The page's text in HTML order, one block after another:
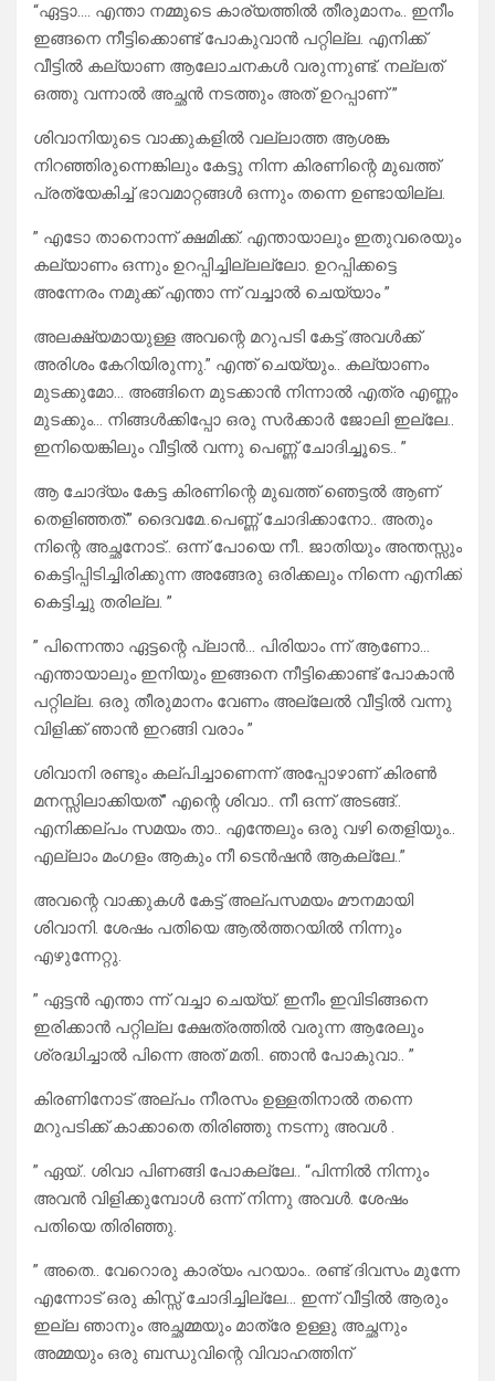
“ഏട്ടാ…. എന്താ നമ്മുടെ കാര്യത്തിൽ തീരുമാനം.. ഇനീം
ഇങ്ങനെ നീട്ടിക്കൊണ്ട് പോകുവാൻ പറ്റില്ല. എനിക്ക്
വീട്ടിൽ കല്യാണ ആലോചനകൾ വരുന്നുണ്ട്. നല്ലത്
ഒത്തു വന്നാൽ അച്ഛൻ നടത്തും അത് ഉറപ്പാണ് ”
ശിവാനിയുടെ വാക്കുകളിൽ വല്ലാത്ത ആശങ്ക
നിറഞ്ഞിരുന്നെങ്കിലും കേട്ടു നിന്ന കിരണിന്റെ മുഖത്ത്
പ്രത്യേകിച്ച് ഭാവമാറ്റങ്ങൾ ഒന്നും തന്നെ ഉണ്ടായില്ല.
” എടോ താനൊന്ന് ക്ഷമിക്ക്. എന്തായാലും ഇതുവരെയും
കല്യാണം ഒന്നും ഉറപ്പിച്ചില്ലല്ലോ. ഉറപ്പിക്കട്ടെ
അന്നേരം നമുക്ക് എന്താ ന്ന് വച്ചാൽ ചെയ്യാം ”
അലക്ഷ്യമായുള്ള അവന്റെ മറുപടി കേട്ട് അവൾക്ക്
അരിശം കേറിയിരുന്നു.” എന്ത് ചെയ്യും.. കല്യാണം
മുടക്കുമോ… അങ്ങിനെ മുടക്കാൻ നിന്നാൽ എത്ര എണ്ണം
മുടക്കും… നിങ്ങൾക്കിപ്പോ ഒരു സർക്കാർ ജോലി ഇല്ലേ..
ഇനിയെങ്കിലും വീട്ടിൽ വന്നു പെണ്ണ് ചോദിച്ചൂടെ.. ”
ആ ചോദ്യം കേട്ട കിരണിന്റെ മുഖത്ത് ഞെട്ടൽ ആണ്
തെളിഞ്ഞത്.” ദൈവമേ..പെണ്ണ് ചോദിക്കാനോ.. അതും
നിന്റെ അച്ഛനോട്.. ഒന്ന് പോയെ നീ.. ജാതിയും അന്തസ്സും
കെട്ടിപ്പിടിച്ചിരിക്കുന്ന അങ്ങേരു ഒരിക്കലും നിന്നെ എനിക്ക്
കെട്ടിച്ചു തരില്ല. ”
” പിന്നെന്താ ഏട്ടന്റെ പ്ലാൻ… പിരിയാം ന്ന് ആണോ…
എന്തായാലും ഇനിയും ഇങ്ങനെ നീട്ടിക്കൊണ്ട് പോകാൻ
പറ്റില്ല. ഒരു തീരുമാനം വേണം അല്ലേൽ വീട്ടിൽ വന്നു
വിളിക്ക് ഞാൻ ഇറങ്ങി വരാം ”
ശിവാനി രണ്ടും കല്പിച്ചാണെന്ന് അപ്പോഴാണ് കിരൺ
മനസ്സിലാക്കിയത്” എന്റെ ശിവാ.. നീ ഒന്ന് അടങ്ങ്..
എനിക്കല്പം സമയം താ.. എന്തേലും ഒരു വഴി തെളിയും..
എല്ലാം മംഗളം ആകും നീ ടെൻഷൻ ആകല്ലേ..”
അവന്റെ വാക്കുകൾ കേട്ട് അല്പസമയം മൗനമായി
ശിവാനി. ശേഷം പതിയെ ആൽത്തറയിൽ നിന്നും
എഴുന്നേറ്റു.
” ഏട്ടൻ എന്താ ന്ന് വച്ചാ ചെയ്യ്. ഇനീം ഇവിടിങ്ങനെ
ഇരിക്കാൻ പറ്റില്ല ക്ഷേത്രത്തിൽ വരുന്ന ആരേലും
ശ്രദ്ധിച്ചാൽ പിന്നെ അത് മതി.. ഞാൻ പോകുവാ.. ”
കിരണിനോട് അല്പം നീരസം ഉള്ളതിനാൽ തന്നെ
മറുപടിക്ക് കാക്കാതെ തിരിഞ്ഞു നടന്നു അവൾ .
” ഏയ്.. ശിവാ പിണങ്ങി പോകല്ലേ.. “പിന്നിൽ നിന്നും
അവൻ വിളിക്കുമ്പോൾ ഒന്ന് നിന്നു അവൾ. ശേഷം
പതിയെ തിരിഞ്ഞു.
” അതെ.. വേറൊരു കാര്യം പറയാം.. രണ്ട് ദിവസം മുന്നേ
എന്നോട് ഒരു കിസ്സ് ചോദിച്ചില്ലേ… ഇന്ന് വീട്ടിൽ ആരും
ഇല്ല ഞാനും അച്ഛമ്മയും മാത്രേ ഉള്ളു അച്ഛനും
അമ്മയും ഒരു ബന്ധുവിന്റെ വിവാഹത്തിന്